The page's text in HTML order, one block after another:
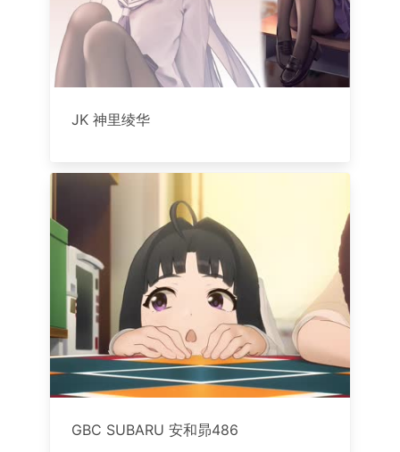
JK 神里绫华
GBC SUBARU 安和昴486